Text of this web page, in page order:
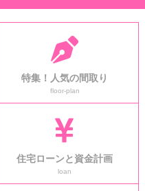
特集！人気の間取り
floor-plan
住宅ローンと資金計画
loan